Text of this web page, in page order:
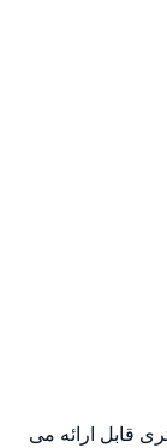
قابل ارائه می